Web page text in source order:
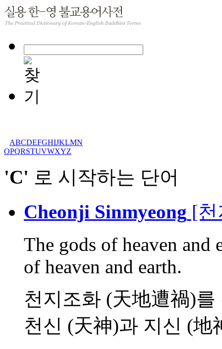
ABCDEFGHIJKLMN
OPQRSTUVWXYZ
'C' 로 시작하는 단어
Cheonji Sinmyeong [천
The gods of heaven and
of heaven and earth.
천지조화 (天地遭禍)
천신 (天神)과 지신 (地